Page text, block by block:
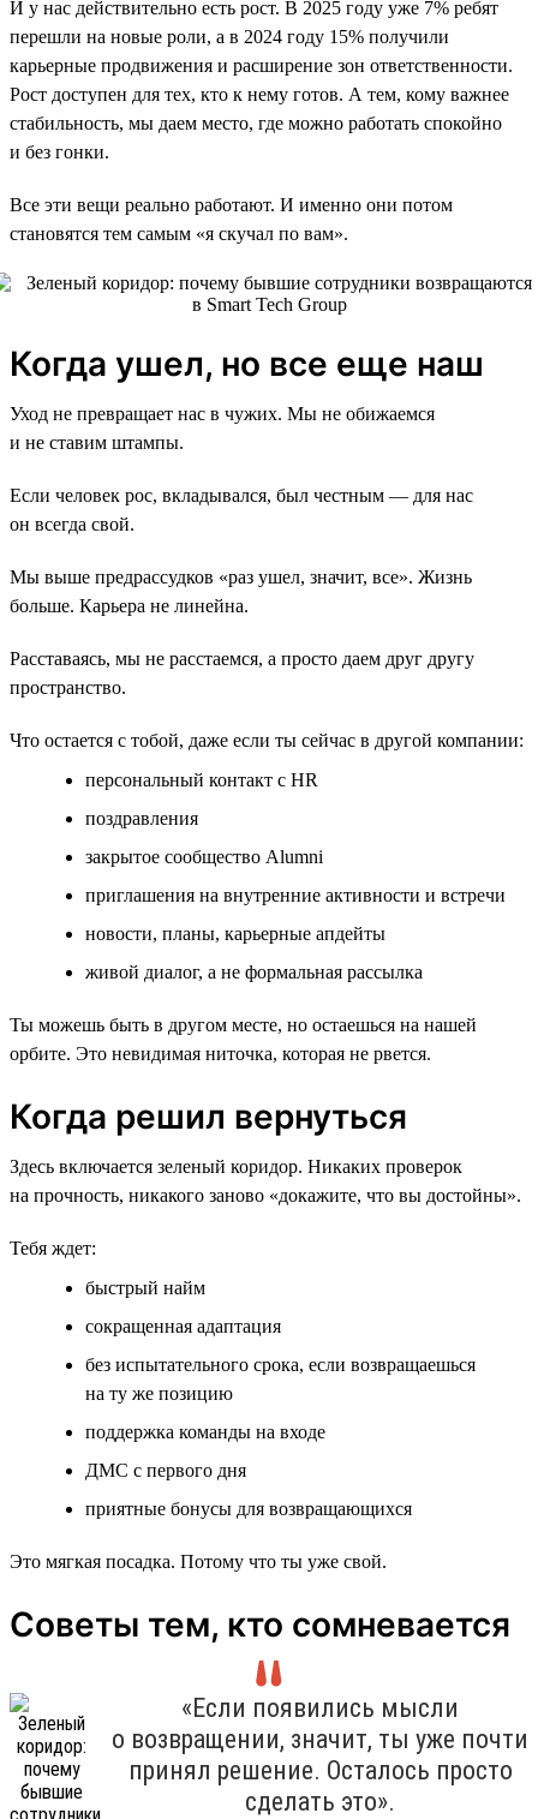
И у нас действительно есть рост. В 2025 году уже 7% ребят
перешли на новые роли, а в 2024 году 15% получили
карьерные продвижения и расширение зон ответственности.
Рост доступен для тех, кто к нему готов. А тем, кому важнее
стабильность, мы даем место, где можно работать спокойно
и без гонки.
Все эти вещи реально работают. И именно они потом
становятся тем самым «я скучал по вам».
Когда ушел, но все еще наш
Уход не превращает нас в чужих. Мы не обижаемся
и не ставим штампы.
Если человек рос, вкладывался, был честным — для нас
он всегда свой.
Мы выше предрассудков «раз ушел, значит, все». Жизнь
больше. Карьера не линейна.
Расставаясь, мы не расстаемся, а просто даем друг другу
пространство.
Что остается с тобой, даже если ты сейчас в другой компании:
персональный контакт с HR
поздравления
закрытое сообщество Alumni
приглашения на внутренние активности и встречи
новости, планы, карьерные апдейты
живой диалог, а не формальная рассылка
Ты можешь быть в другом месте, но остаешься на нашей
орбите. Это невидимая ниточка, которая не рвется.
Когда решил вернуться
Здесь включается зеленый коридор. Никаких проверок
на прочность, никакого заново «докажите, что вы достойны».
Тебя ждет:
быстрый найм
сокращенная адаптация
без испытательного срока, если возвращаешься
на ту же позицию
поддержка команды на входе
ДМС с первого дня
приятные бонусы для возвращающихся
Это мягкая посадка. Потому что ты уже свой.
Советы тем, кто сомневается
«Если появились мысли
о возвращении, значит, ты уже почти
принял решение. Осталось просто
сделать это».